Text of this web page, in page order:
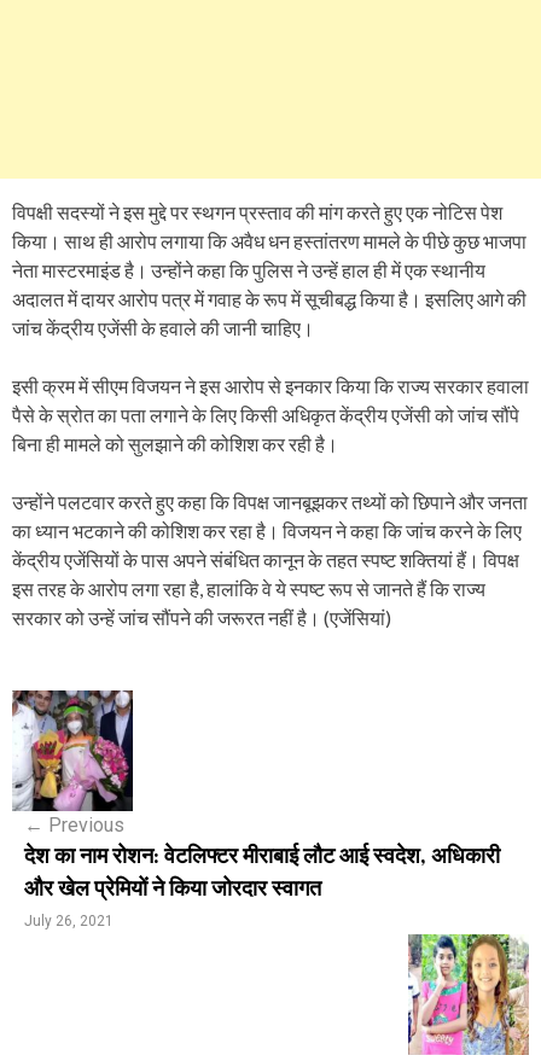
विपक्षी सदस्यों ने इस मुद्दे पर स्थगन प्रस्ताव की मांग करते हुए एक नोटिस पेश
किया। साथ ही आरोप लगाया कि अवैध धन हस्तांतरण मामले के पीछे कुछ भाजपा
नेता मास्टरमाइंड है। उन्होंने कहा कि पुलिस ने उन्हें हाल ही में एक स्थानीय
अदालत में दायर आरोप पत्र में गवाह के रूप में सूचीबद्ध किया है। इसलिए आगे की
जांच केंद्रीय एजेंसी के हवाले की जानी चाहिए।
इसी क्रम में सीएम विजयन ने इस आरोप से इनकार किया कि राज्य सरकार हवाला
पैसे के स्रोत का पता लगाने के लिए किसी अधिकृत केंद्रीय एजेंसी को जांच सौंपे
बिना ही मामले को सुलझाने की कोशिश कर रही है।
उन्होंने पलटवार करते हुए कहा कि विपक्ष जानबूझकर तथ्यों को छिपाने और जनता
का ध्यान भटकाने की कोशिश कर रहा है। विजयन ने कहा कि जांच करने के लिए
केंद्रीय एजेंसियों के पास अपने संबंधित कानून के तहत स्पष्ट शक्तियां हैं। विपक्ष
इस तरह के आरोप लगा रहा है, हालांकि वे ये स्पष्ट रूप से जानते हैं कि राज्य
सरकार को उन्हें जांच सौंपने की जरूरत नहीं है। (एजेंसियां)
P
o
s
n
a
← Previous
देश का नाम रोशन: वेटलिफ्टर मीराबाई लौट आई स्वदेश, अधिकारी
और खेल प्रेमियों ने किया जोरदार स्वागत
July 26, 2021